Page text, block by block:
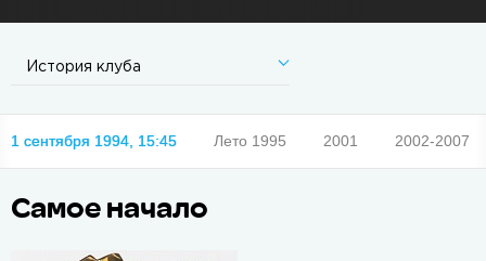
История клуба
1 сентября 1994, 15:45 Лето 1995 2001 2002-2007
Самое начало